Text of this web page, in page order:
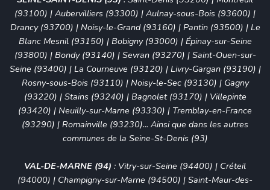
(93100) | Aubervilliers (93300) | Aulnay-sous-Bois (93600) |
Drancy (93700) | Noisy-le-Grand (93160) | Pantin (93500) | Le
Blanc Mesnil (93150) | Bobigny (93000) | Épinay-sur-Seine
(93800) | Bondy (93140) | Sevran (93270) | Saint-Ouen-sur-
Seine (93400) | La Courneuve (93120) | Livry-Gargan (93190) |
Rosny-sous-Bois (93110) | Noisy-le-Sec (93130) | Gagny
(93220) | Stains (93240) | Bagnolet (93170) | Villepinte
(93420) | Neuilly-sur-Marne (93330) | Tremblay-en-France
(93290) | Romainville (93230)... Ainsi que dans les autres
communes de la Seine-St-Denis (93)
VAL-DE-MARNE (94) : Vitry-sur-Seine (94400) | Créteil
(94000) | Champigny-sur-Marne (94500) | Saint-Maur-des-